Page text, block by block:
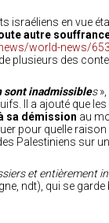
israéliens en vue
autre
world-news/
plusieurs des
sont inadmissibles
Il a ajouté que
sa démission au
pour quelle
Palestiniens sur un
et entièrement
ndt), qui se